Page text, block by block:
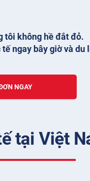
tôi không hề đắt đỏ.
ngay bây giờ và du
NGAY
tại Việt